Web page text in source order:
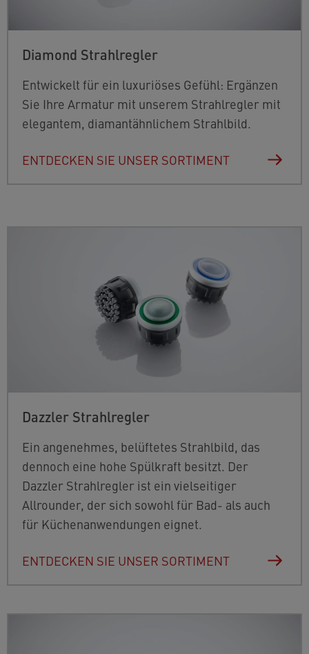
Diamond Strahlregler
Entwickelt für ein luxuriöses Gefühl: Ergänzen
Sie Ihre Armatur mit unserem Strahlregler mit
elegantem, diamantähnlichem Strahlbild.
ENTDECKEN SIE UNSER SORTIMENT
Dazzler Strahlregler
Ein angenehmes, belüftetes Strahlbild, das
dennoch eine hohe Spülkraft besitzt. Der
Dazzler Strahlregler ist ein vielseitiger
Allrounder, der sich sowohl für Bad- als auch
für Küchenanwendungen eignet.
ENTDECKEN SIE UNSER SORTIMENT